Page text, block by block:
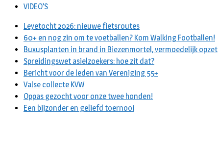
VIDEO’S
Leyetocht 2026: nieuwe fietsroutes
60+ en nog zin om te voetballen? Kom Walking Footballen!
Buxusplanten in brand in Biezenmortel, vermoedelijk opzet
Spreidingswet asielzoekers: hoe zit dat?
Bericht voor de leden van Vereniging 55+
Valse collecte KVW
Oppas gezocht voor onze twee honden!
Een bijzonder en geliefd toernooi